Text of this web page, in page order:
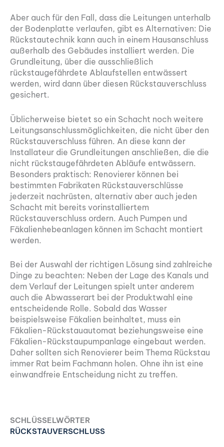
Aber auch für den Fall, dass die Leitungen unterhalb
der Bodenplatte verlaufen, gibt es Alternativen: Die
Rückstautechnik kann auch in einem Hausanschluss
außerhalb des Gebäudes installiert werden. Die
Grundleitung, über die ausschließlich
rückstaugefährdete Ablaufstellen entwässert
werden, wird dann über diesen Rückstauverschluss
gesichert.
Üblicherweise bietet so ein Schacht noch weitere
Leitungsanschlussmöglichkeiten, die nicht über den
Rückstauverschluss führen. An diese kann der
Installateur die Grundleitungen anschließen, die die
nicht rückstaugefährdeten Abläufe entwässern.
Besonders praktisch: Renovierer können bei
bestimmten Fabrikaten Rückstauverschlüsse
jederzeit nachrüsten, alternativ aber auch jeden
Schacht mit bereits vorinstalliertem
Rückstauverschluss ordern. Auch Pumpen und
Fäkalienhebeanlagen können im Schacht montiert
werden.
Bei der Auswahl der richtigen Lösung sind zahlreiche
Dinge zu beachten: Neben der Lage des Kanals und
dem Verlauf der Leitungen spielt unter anderem
auch die Abwasserart bei der Produktwahl eine
entscheidende Rolle. Sobald das Wasser
beispielsweise Fäkalien beinhaltet, muss ein
Fäkalien-Rückstauautomat beziehungsweise eine
Fäkalien-Rückstaupumpanlage eingebaut werden.
Daher sollten sich Renovierer beim Thema Rückstau
immer Rat beim Fachmann holen. Ohne ihn ist eine
einwandfreie Entscheidung nicht zu treffen.
SCHLÜSSELWÖRTER
RÜCKSTAUVERSCHLUSS